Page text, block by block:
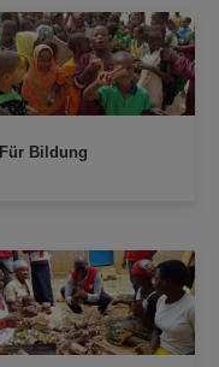
Für Bildung